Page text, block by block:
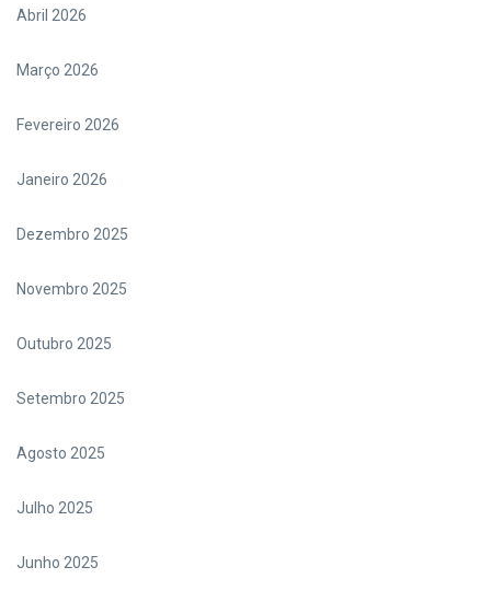
Abril 2026
Março 2026
Fevereiro 2026
Janeiro 2026
Dezembro 2025
Novembro 2025
Outubro 2025
Setembro 2025
Agosto 2025
Julho 2025
Junho 2025